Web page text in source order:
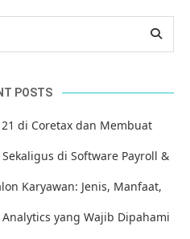
POSTS
21 di Coretax dan Membuat
di Software Payroll &
Karyawan: Jenis, Manfaat,
yang Wajib Dipahami